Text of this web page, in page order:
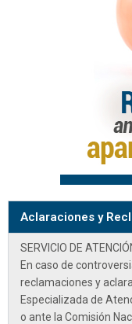
Aclaraciones y
SERVICIO DE
En caso de
reclamaciones y
Especializada de
o ante la Comisión